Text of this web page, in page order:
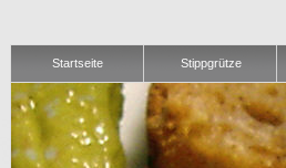
Startseite Stippgrütze